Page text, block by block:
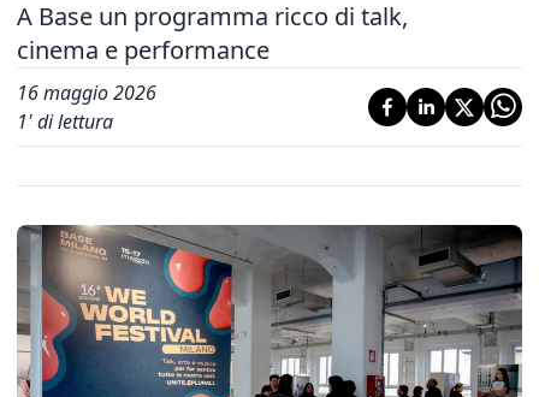
A Base un programma ricco di talk,
cinema e performance
16 maggio 2026
1' di lettura